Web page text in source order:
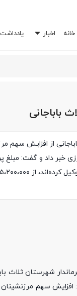
خانه اخبار یادداشت
انتخاب اشتباه جعبه بکس
توسعه
باباجانی
از افزایش سهم
خبر داد و گفت: مبلغ
شهرستان ثلاث
افزایش سهم